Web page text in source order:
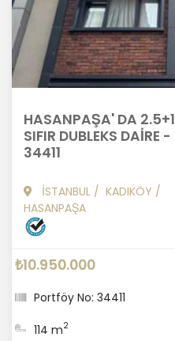
HASANPAŞA' DA 2.5+1
SIFIR DUBLEKS DAİRE -
34411
İSTANBUL / KADIKÖY /
HASANPAŞA
₺10.950.000
Portföy No: 34411
114 m2